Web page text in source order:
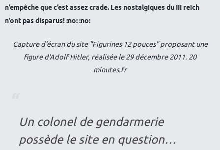
n’empêche que c’est assez crade. Les nostalgiques du III reich
n’ont pas disparus! :no: :no:
Capture d'écran du site "Figurines 12 pouces" proposant une
figure d'Adolf Hitler, réalisée le 29 décembre 2011. 20
minutes.fr
Un colonel de gendarmerie
possède le site en question…